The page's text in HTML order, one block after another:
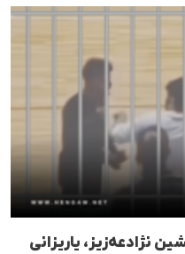
نژادعەزیز، یاریزانی